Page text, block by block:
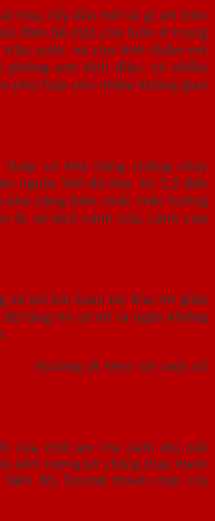
hóa, tẩy dầu mỡ và gỉ sét trên
đảm bề mặt cửa luôn ở trong
xước và cho tính thẩm mỹ
sơn tĩnh điện, có nhiều
phù hợp cho nhiều không gian
có khả năng chống cháy
nguội. Với độ dày từ 1,2 đến
năng bám chắc trên tường
lề, xệ lệch cánh cửa, cánh cửa
sẽ bít kín toàn bộ khe hở giữa
tăng nó sẽ nở ra ngăn không
thường đi kèm với một số
cửa, chốt âm cho cánh đôi, mắt
kính cường lực chống cháy, thanh
đôi, Doorsill (thanh chặn cửa